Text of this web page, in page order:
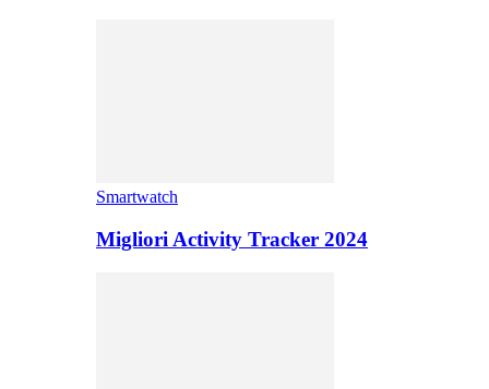
Smartwatch
Migliori Activity Tracker 2024